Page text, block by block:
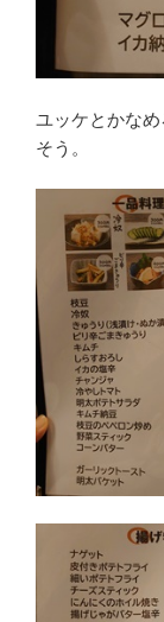
ユッケとかな
そう。